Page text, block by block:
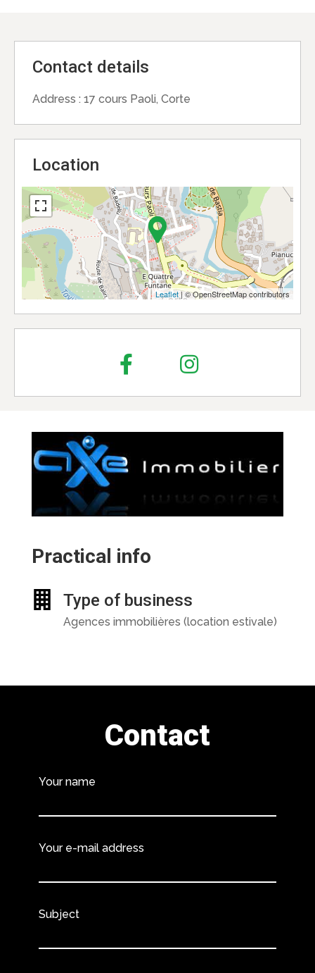
Contact details
Address : 17 cours Paoli, Corte
Location
Leaflet| © OpenStreetMap contributors
Practical info
Type of business
Agences immobilières (location estivale)
Contact
Your name
Your e-mail address
Subject